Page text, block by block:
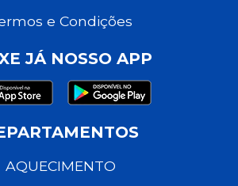
e Condições
JÁ NOSSO APP
AQUECIMENTO